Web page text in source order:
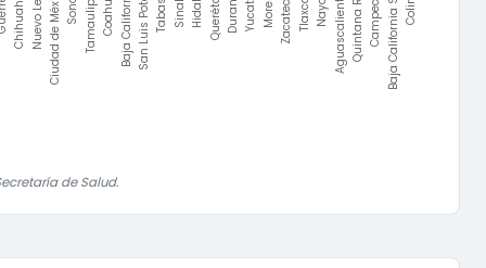
ChihuahuaNuevo LeónCiudad de México TamaulipasCoahuilaBaja CaliforniaSan Luis Potosí Querétaro Zacatecas AguascalientesQuintana RooCampecheBaja California Sur
de Salud.